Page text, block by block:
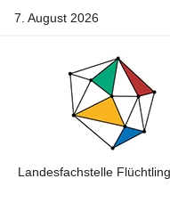
Zum7. August 2026
LaFaSt
Landesfachstelle